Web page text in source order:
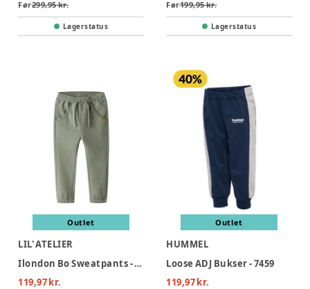
Før299,95 kr.
Lagerstatus
Før199,95 kr.
Lagerstatus
Outlet
LIL' ATELIER
Ilondon Bo Sweatpants - Seagrass
119,97 kr.
Outlet
HUMMEL
Loose ADJ Bukser - 7459
119,97 kr.